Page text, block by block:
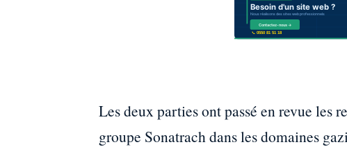
Les deux parties ont passé en revue les
groupe Sonatrach dans les domaines